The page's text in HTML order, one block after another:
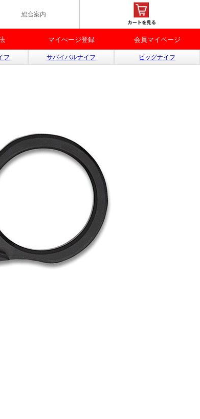
総合案内
マイぺージ登録 会員マイページ
フ サバイバルナイフ ビッグナイフ